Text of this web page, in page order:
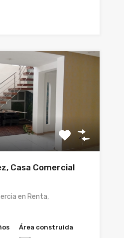
Casa Comercial
en Renta,
Área construida